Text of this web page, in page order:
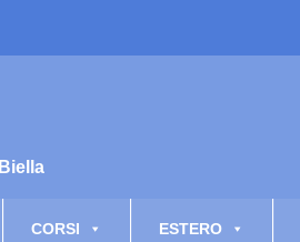
CORSI ESTERO